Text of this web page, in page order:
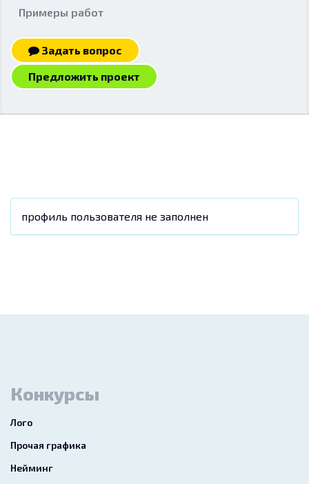
Примеры работ
Задать вопрос
Предложить проект
профиль пользователя не заполнен
Конкурсы
Лого
Прочая графика
Нейминг